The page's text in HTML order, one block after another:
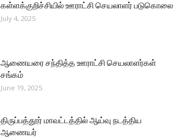
கள்ளக்குறிச்சியில் ஊராட்சி செயலாளர் படுகொலை
July 4, 2025
ஆணையரை சந்தித்த ஊராட்சி செயலாளர்கள்
சங்கம்
June 19, 2025
திருப்பத்தூர் மாவட்டத்தில் ஆய்வு நடத்திய
ஆணையர்